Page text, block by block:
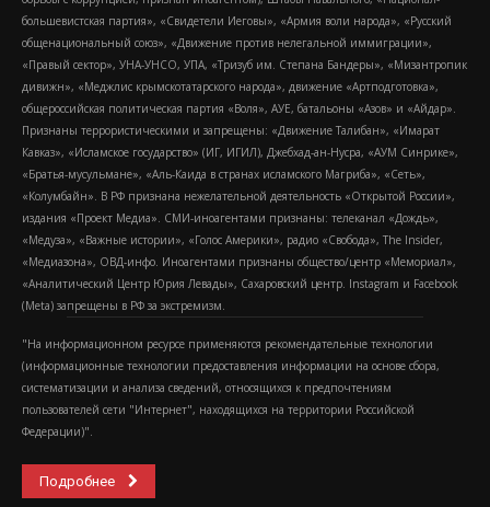
большевистская партия», «Свидетели Иеговы», «Армия воли народа», «Русский
общенациональный союз», «Движение против нелегальной иммиграции»,
«Правый сектор», УНА-УНСО, УПА, «Тризуб им. Степана Бандеры», «Мизантропик
дивижн», «Меджлис крымскотатарского народа», движение «Артподготовка»,
общероссийская политическая партия «Воля», АУЕ, батальоны «Азов» и «Айдар».
Признаны террористическими и запрещены: «Движение Талибан», «Имарат
Кавказ», «Исламское государство» (ИГ, ИГИЛ), Джебхад-ан-Нусра, «АУМ Синрике»,
«Братья-мусульмане», «Аль-Каида в странах исламского Магриба», «Сеть»,
«Колумбайн». В РФ признана нежелательной деятельность «Открытой России»,
издания «Проект Медиа». СМИ-иноагентами признаны: телеканал «Дождь»,
«Медуза», «Важные истории», «Голос Америки», радио «Свобода», The Insider,
«Медиазона», ОВД-инфо. Иноагентами признаны общество/центр «Мемориал»,
«Аналитический Центр Юрия Левады», Сахаровский центр. Instagram и Facebook
(Metа) запрещены в РФ за экстремизм.
"На информационном ресурсе применяются рекомендательные технологии
(информационные технологии предоставления информации на основе сбора,
систематизации и анализа сведений, относящихся к предпочтениям
пользователей сети "Интернет", находящихся на территории Российской
Федерации)".
Подробнее